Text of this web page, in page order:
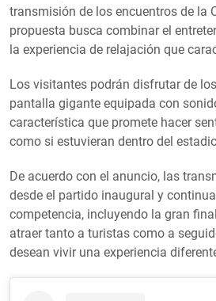
transmisión de los encuentros de la
propuesta busca combinar el
la experiencia de relajación que
Los visitantes podrán disfrutar de
pantalla gigante equipada con
característica que promete hacer
como si estuvieran dentro del
De acuerdo con el anuncio, las
desde el partido inaugural y
competencia, incluyendo la gran
atraer tanto a turistas como a
desean vivir una experiencia